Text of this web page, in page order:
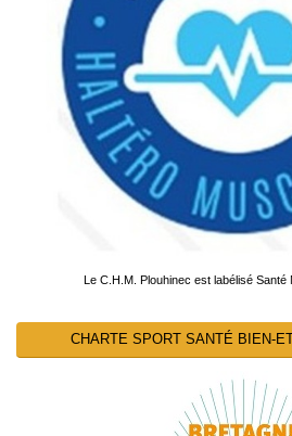
Le C.H.M. Plouhinec est labélisé Santé
CHARTE SPORT SANTÉ BIEN-